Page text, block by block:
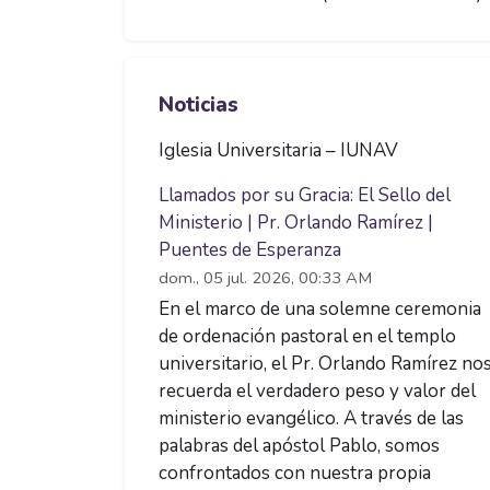
Noticias
Iglesia Universitaria – IUNAV
Llamados por su Gracia: El Sello del
Ministerio | Pr. Orlando Ramírez |
Puentes de Esperanza
dom., 05 jul. 2026, 00:33 AM
En el marco de una solemne ceremonia
de ordenación pastoral en el templo
universitario, el Pr. Orlando Ramírez
recuerda el verdadero peso y valor del
ministerio evangélico. A través de las
palabras del apóstol Pablo, somos
confrontados con nuestra propia